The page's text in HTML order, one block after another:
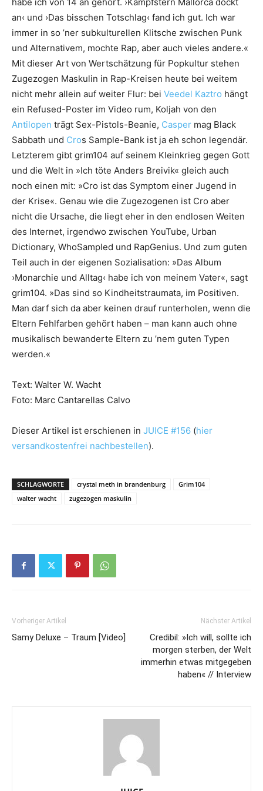
an‹ und ›Das bisschen Totschlag‹ fand ich gut. Ich war
immer in so ’ner subkulturellen Klitsche zwischen Punk
und Alternativem, mochte Rap, aber auch vieles andere.«
Mit dieser Art von Wertschätzung für Popkultur stehen
Zugezogen Maskulin in Rap-Kreisen heute bei weitem
nicht mehr allein auf weiter Flur: bei Veedel Kaztro hängt
ein Refused-Poster im Video rum, Koljah von den
Antilopen trägt Sex-Pistols-Beanie, Casper mag Black
Sabbath und Cros Sample-Bank ist ja eh schon legendär.
Letzterem gibt grim104 auf seinem Kleinkrieg gegen Gott
und die Welt in »Ich töte Anders Breivik« gleich auch
noch einen mit: »Cro ist das Symptom einer Jugend in
der Krise«. ­Genau wie die Zugezogenen ist Cro aber
nicht die Ursache, die liegt eher in den endlosen Weiten
des Internet, irgendwo zwischen YouTube, Urban
Dictionary, WhoSampled und RapGenius. Und zum guten
Teil auch in der eigenen Sozialisation: »Das Album
›Monarchie und Alltag‹ habe ich von meinem Vater«, sagt
grim104. »Das sind so Kindheitstraumata, im Positiven.
Man darf sich da aber keinen drauf runterholen, wenn die
Eltern Fehlfarben gehört haben – man kann auch ohne
musikalisch bewanderte Eltern zu ’nem guten Typen
werden.«
Text: Walter W. Wacht
Foto: Marc Cantarellas Calvo
Dieser Artikel ist erschienen in JUICE #156 (hier
versandkostenfrei nachbestellen).
SCHLAGWORTE crystal meth in brandenburg
Grim104
walter wacht
zugezogen maskulin
Vorheriger Artikel
Samy Deluxe – Traum [Video]
Nächster Artikel
Credibil: »Ich will, sollte ich
morgen sterben, der Welt
immerhin etwas mitgegeben
haben« // Interview